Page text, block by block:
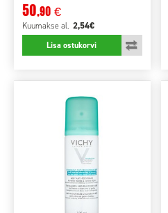
50,90 €
Kuumakse al. 2,54€
Lisa ostukorvi